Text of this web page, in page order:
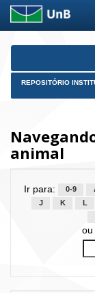
Skip
REPOSITÓRIO
animal
Ir para: 0-9
J
K L
ou